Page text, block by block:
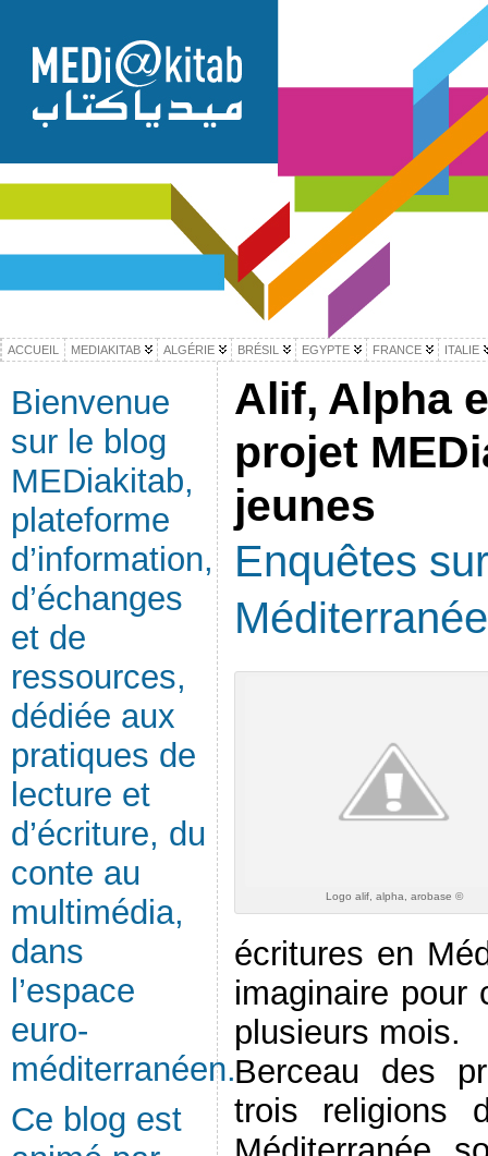
ACCUEIL MEDIAKITAB ALGÉRIE BRÉSIL EGYPTE FRANCE ITALIE
Bienvenue
sur le blog
MEDiakitab,
plateforme
d’information,
d’échanges
et de
ressources,
dédiée aux
pratiques de
lecture et
d’écriture, du
conte au
multimédia,
dans
l’espace
euro-
méditerranéen.
Ce blog est
Alif, Alpha
projet
jeunes
Enquêtes
Méditerranée
Logo alif, alpha, arobase ©
écritures en
imaginaire pour
plusieurs mois.
Berceau des
trois religions